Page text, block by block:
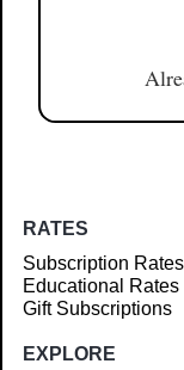
RATES
Subscription Rates
Educational Rates
Gift Subscriptions
EXPLORE